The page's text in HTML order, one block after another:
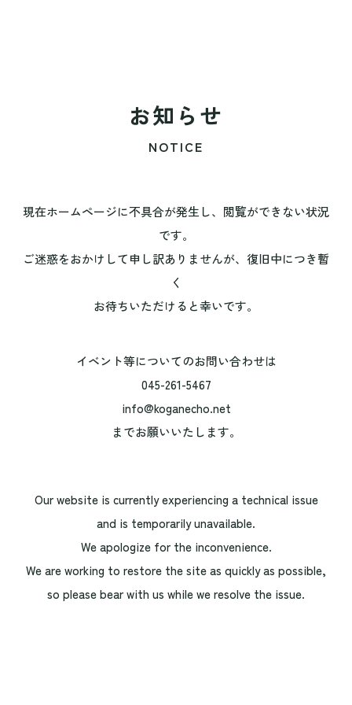
お知らせ
NOTICE
現在ホームページに不具合が発生し、閲覧ができない状況
です。
ご迷惑をおかけして申し訳ありませんが、復旧中につき暫
く
お待ちいただけると幸いです。
イベント等についてのお問い合わせは
045-261-5467
info@koganecho.net
までお願いいたします。
Our website is currently experiencing a technical issue
and is temporarily unavailable.
We apologize for the inconvenience.
We are working to restore the site as quickly as possible,
so please bear with us while we resolve the issue.